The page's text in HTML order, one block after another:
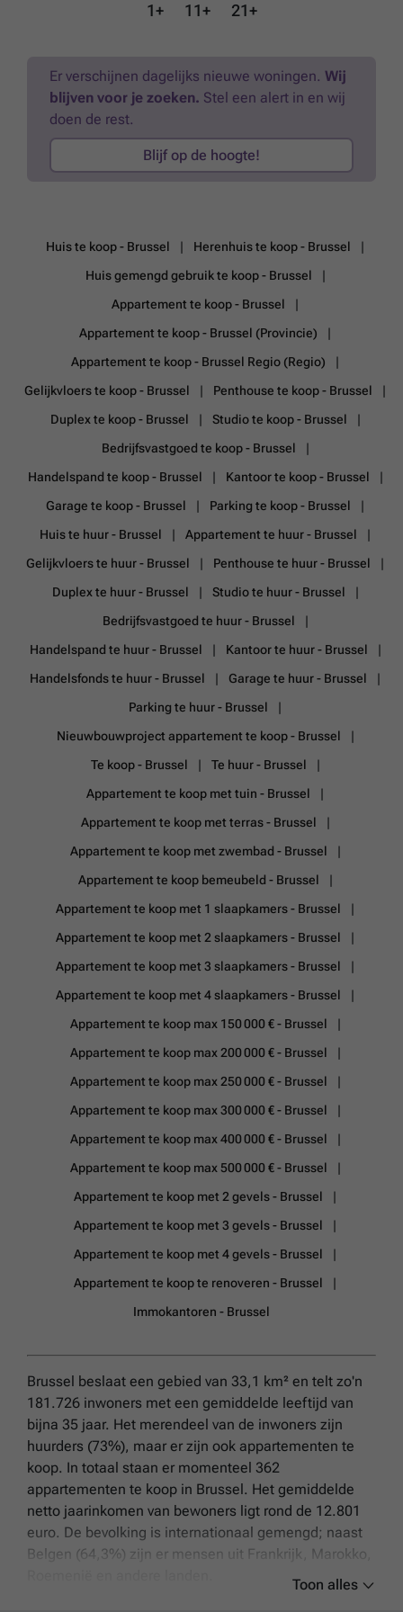
information? Contact us at: ### ### ### GROUP SKYIMMO
Information provided for indicative purposes only and not contractual.
1+ 11+ 21+
Er verschijnen dagelijks nieuwe woningen. Wij
blijven voor je zoeken. Stel een alert in en wij
doen de rest.
Blijf op de hoogte!
Huis te koop - Brussel
Herenhuis te koop - Brussel
Huis gemengd gebruik te koop - Brussel
Appartement te koop - Brussel
Appartement te koop - Brussel (Provincie)
Appartement te koop - Brussel Regio (Regio)
Gelijkvloers te koop - Brussel
Penthouse te koop - Brussel
Duplex te koop - Brussel
Studio te koop - Brussel
Bedrijfsvastgoed te koop - Brussel
Handelspand te koop - Brussel
Kantoor te koop - Brussel
Garage te koop - Brussel
Parking te koop - Brussel
Huis te huur - Brussel
Appartement te huur - Brussel
Gelijkvloers te huur - Brussel
Penthouse te huur - Brussel
Duplex te huur - Brussel
Studio te huur - Brussel
Bedrijfsvastgoed te huur - Brussel
Handelspand te huur - Brussel
Kantoor te huur - Brussel
Handelsfonds te huur - Brussel
Garage te huur - Brussel
Parking te huur - Brussel
Nieuwbouwproject appartement te koop - Brussel
Te koop - Brussel
Te huur - Brussel
Appartement te koop met tuin - Brussel
Appartement te koop met terras - Brussel
Appartement te koop met zwembad - Brussel
Appartement te koop bemeubeld - Brussel
Appartement te koop met 1 slaapkamers - Brussel
Appartement te koop met 2 slaapkamers - Brussel
Appartement te koop met 3 slaapkamers - Brussel
Appartement te koop met 4 slaapkamers - Brussel
Appartement te koop max 150 000 € - Brussel
Appartement te koop max 200 000 € - Brussel
Appartement te koop max 250 000 € - Brussel
Appartement te koop max 300 000 € - Brussel
Appartement te koop max 400 000 € - Brussel
Appartement te koop max 500 000 € - Brussel
Appartement te koop met 2 gevels - Brussel
Appartement te koop met 3 gevels - Brussel
Appartement te koop met 4 gevels - Brussel
Appartement te koop te renoveren - Brussel
Immokantoren - Brussel
Brussel beslaat een gebied van 33,1 km² en telt zo'n
181.726 inwoners met een gemiddelde leeftijd van
bijna 35 jaar. Het merendeel van de inwoners zijn
huurders (73%), maar er zijn ook appartementen te
koop. In totaal staan er momenteel 362
appartementen te koop in Brussel. Het gemiddelde
netto jaarinkomen van bewoners ligt rond de 12.801
euro. De bevolking is internationaal gemengd; naast
Belgen (64,3%) zijn er mensen uit Frankrijk, Marokko,
Toon alles